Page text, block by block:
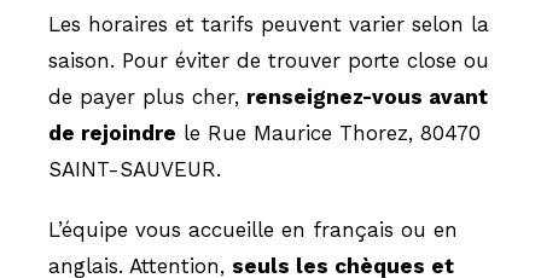
Les horaires et tarifs peuvent varier selon la
saison. Pour éviter de trouver porte close ou
de payer plus cher, renseignez-vous avant
de rejoindre le Rue Maurice Thorez, 80470
SAINT-SAUVEUR.
L’équipe vous accueille en français ou en
anglais. Attention, seuls les chèques et